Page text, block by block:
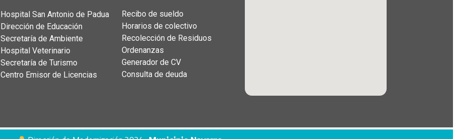
Hospital San Antonio de Padua
Dirección de Educación
Secretaría de Ambiente
Hospital Veterinario
Secretaría de Turismo
Centro Emisor de Licencias
Recibo de sueldo
Horarios de colectivo
Recolección de Residuos
Ordenanzas
Generador de CV
Consulta de deuda